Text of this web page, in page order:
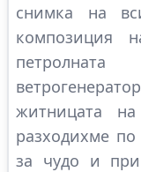
снимка на
композиция
житницата
разходихме
за чудо и